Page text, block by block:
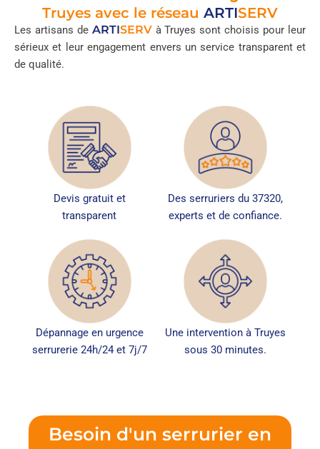
Truyes avec le réseau ARTISERV
Les artisans de ARTISERVà Truyes sont choisis pour leur
sérieux et leur engagement envers un service transparent et
de qualité.
Devis gratuit et
transparent
Des serruriers du 37320,
experts et de confiance.
Dépannage en urgence
serrurerie 24h/24 et 7j/7
Une intervention à Truyes
sous 30 minutes.
Besoin d'un serrurier en